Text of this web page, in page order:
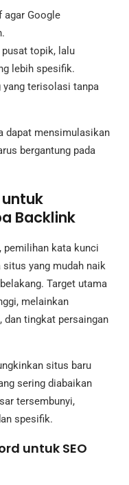
agar Google
pusat topik, lalu
lebih spesifik.
yang terisolasi tanpa
dapat mensimulasikan
bergantung pada
Backlink
pemilihan kata kunci
yang mudah naik
Target utama
melainkan
dan tingkat persaingan
situs baru
sering diabaikan
tersembunyi,
spesifik.
untuk SEO